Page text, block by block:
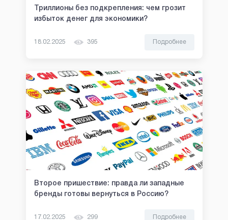
Триллионы без подкрепления: чем грозит
избыток денег для экономики?
18.02.2025 395 Подробнее
Второе пришествие: правда ли западные
бренды готовы вернуться в Россию?
17.02.2025 299 Подробнее